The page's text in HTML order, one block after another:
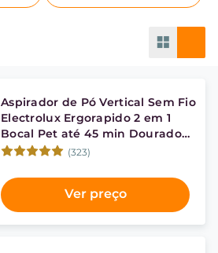
Aspirador de Pó Vertical Sem Fio
Electrolux Ergorapido 2 em 1
Bocal Pet até 45 min Dourado
(ERG26)
(323)
Ver preço